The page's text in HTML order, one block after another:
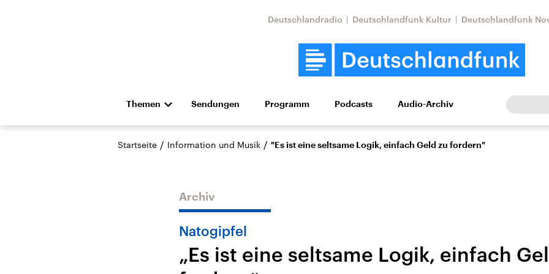
Deutschlandradio Deutschlandfunk Kultur Deutschlandfunk
Themen
Die Nachrichten Politik Wirtschaft Wissen Kultur Europa
Hörspiel und Feature Musik
Landtagswahl Sachsen-
Anhalt 2026
USA
Nahostkonflikt
Aktuelle Lage und
Iran
Sendungen Programm Podcasts Audio-Archiv
Startseite / Information und Musik / "Es ist eine seltsame Logik, einfach Geld zu fordern"
Archiv
Natogipfel
„Es ist eine seltsame Logik, einfach